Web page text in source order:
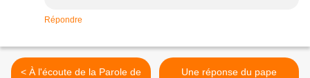
Répondre
< À l'écoute de la Parole de
Une réponse du pape